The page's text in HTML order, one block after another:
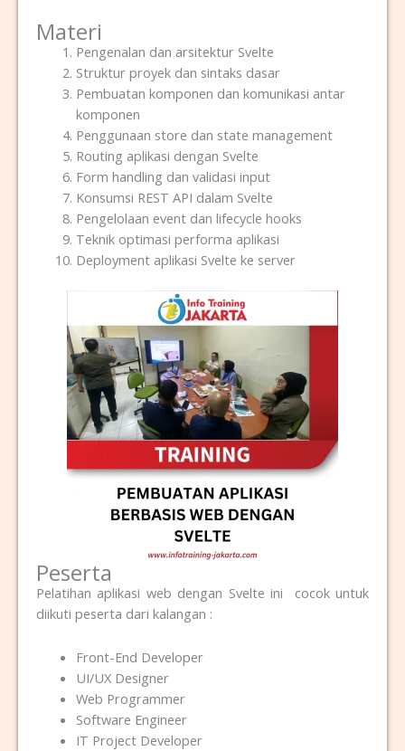
Materi
Pengenalan dan arsitektur Svelte
Struktur proyek dan sintaks dasar
Pembuatan komponen dan komunikasi antar
komponen
Penggunaan store dan state management
Routing aplikasi dengan Svelte
Form handling dan validasi input
Konsumsi REST API dalam Svelte
Pengelolaan event dan lifecycle hooks
Teknik optimasi performa aplikasi
Deployment aplikasi Svelte ke server
Peserta
Pelatihan aplikasi web dengan Svelte ini cocok untuk
diikuti peserta dari kalangan :
Front-End Developer
UI/UX Designer
Web Programmer
Software Engineer
IT Project Developer